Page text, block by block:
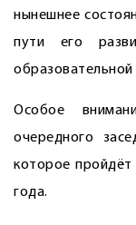
нынешнее
пути его
Особое
очередного
которое пройдёт
года.